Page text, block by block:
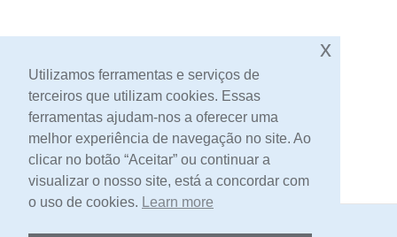
[portes incluídos]
Contacto
Utilizamos ferramentas e serviços de
terceiros que utilizam cookies. Essas
ferramentas ajudam-nos a oferecer uma
melhor experiência de navegação no site. Ao
clicar no botão “Aceitar” ou continuar a
visualizar o nosso site, está a concordar com
o uso de cookies. Learn more
x